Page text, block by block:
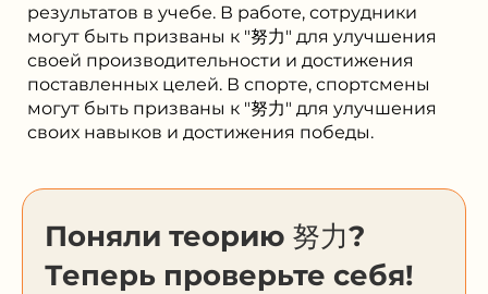
результатов в учебе. В работе, сотрудники
могут быть призваны к "努力" для улучшения
своей производительности и достижения
поставленных целей. В спорте, спортсмены
могут быть призваны к "努力" для улучшения
своих навыков и достижения победы.
Поняли теорию 努力?
Теперь проверьте себя!